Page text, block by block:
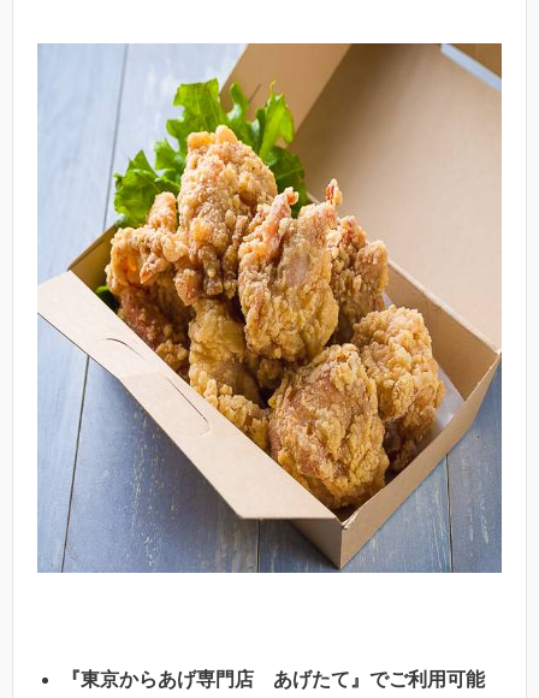
『東京からあげ専門店 あげたて』でご利用可能